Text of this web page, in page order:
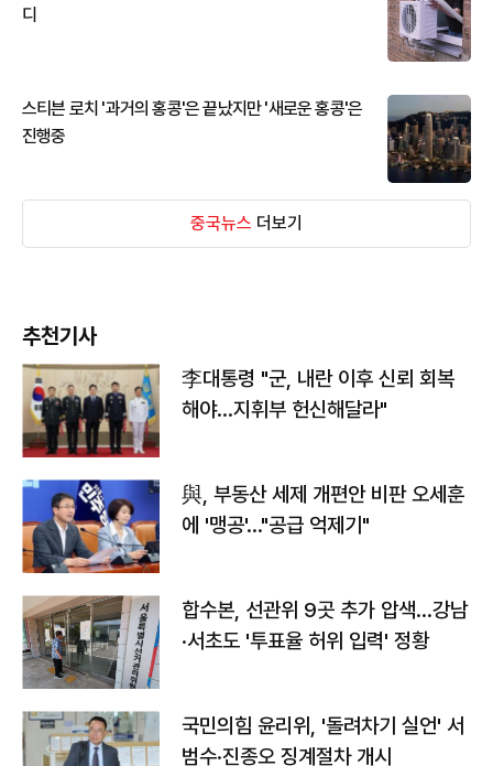
디
스티븐 로치 '과거의 홍콩'은 끝났지만 '새로운 홍콩'은
진행중
중국뉴스 더보기
추천기사
李대통령 "군, 내란 이후 신뢰 회복
해야…지휘부 헌신해달라"
與, 부동산 세제 개편안 비판 오세훈
에 '맹공'…"공급 억제기"
합수본, 선관위 9곳 추가 압색…강남
·서초도 '투표율 허위 입력' 정황
국민의힘 윤리위, '돌려차기 실언' 서
범수·진종오 징계절차 개시